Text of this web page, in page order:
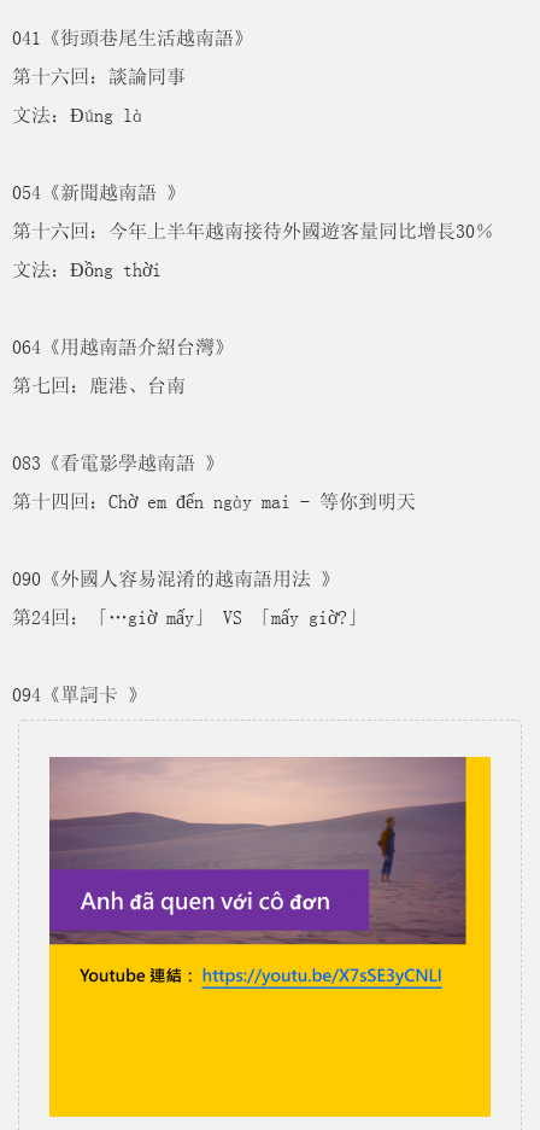
041《街頭巷尾生活越南語》
第十六回：談論同事
文法：Đúng là
054《新聞越南語 》
第十六回：今年上半年越南接待外國遊客量同比增長30％
文法：Đồng thời
064《用越南語介紹台灣》
第七回：鹿港、台南
083《看電影學越南語 》
第十四回：Chờ em đến ngày mai - 等你到明天
090《外國人容易混淆的越南語用法 》
第24回：「…giờ mấy」 VS 「mấy giờ?」
094《單詞卡 》